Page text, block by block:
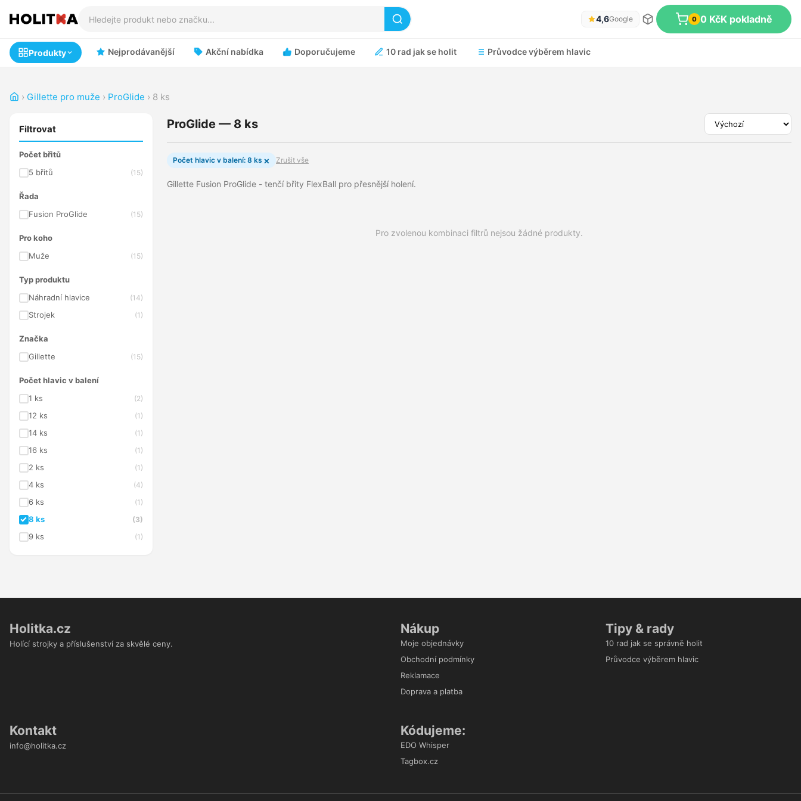
4,6Google 0 0 KčK pokladně
Produkty Nejprodávanější Akční nabídka Doporučujeme 10 rad jak se holit Průvodce výběrem hlavic
› Gillette pro muže › ProGlide › 8 ks
Filtrovat
Počet břitů
5 břitů
(15)
Řada
Fusion ProGlide
(15)
Pro koho
Muže
(15)
Typ produktu
Náhradní hlavice
(14)
Strojek (1)
Značka
Gillette
(15)
Počet hlavic v balení
1 ks
(2)
12 ks (1)
14 ks (1)
16 ks (1)
2 ks (1)
4 ks (4)
6 ks (1)
8 ks (3)
9 ks (1)
ProGlide — 8 ks
Počet hlavic v balení: 8 ks × Zrušit vše
Gillette Fusion ProGlide - tenčí břity FlexBall pro přesnější holení.
Pro zvolenou kombinaci filtrů nejsou žádné produkty.
Holitka.cz
Holící strojky a příslušenství za skvělé ceny.
Nákup
Moje objednávky
Obchodní podmínky
Reklamace
Doprava a platba
Tipy & rady
10 rad jak se správně holit
Průvodce výběrem hlavic
Kontakt
info@holitka.cz
Kódujeme:
EDO Whisper
Tagbox.cz